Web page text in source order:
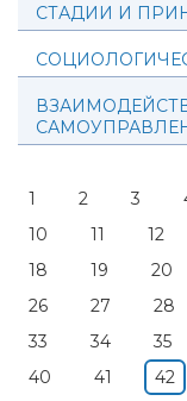
СТАДИИ И
1 2 3
10
11 12
18
19 20
26
27 28
33
34 35
40
41 42